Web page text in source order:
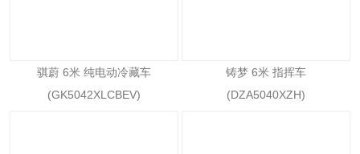
骐蔚 6米 纯电动冷藏车
(GK5042XLCBEV)
铸梦 6米 指挥车
(DZA5040XZH)